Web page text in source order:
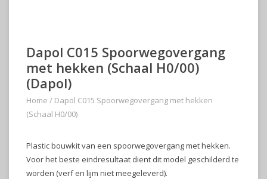
Dapol C015 Spoorwegovergang
met hekken (Schaal H0/00)
(Dapol)
Home / Dapol C015 Spoorwegovergang met hekken
(Schaal H0/00)
Plastic bouwkit van een spoorwegovergang met hekken.
Voor het beste eindresultaat dient dit model geschilderd te
worden (verf en lijm niet meegeleverd).